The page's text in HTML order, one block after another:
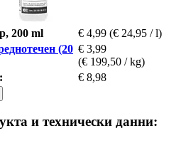
200 ml € 4,99 (€ 24,95 / l)
(20 € 3,99
(€ 199,50 / kg)
€ 8,98
и технически данни: